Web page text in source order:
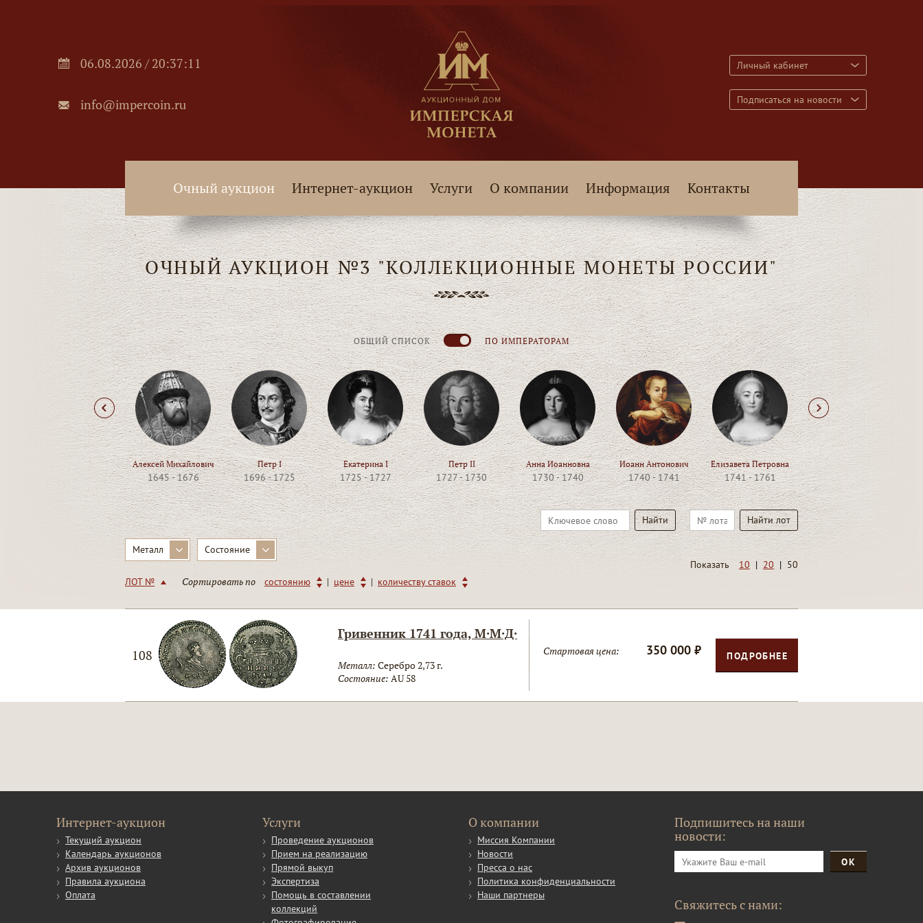
06.08.2026 / 20:37:12
info@impercoin.ru
Личный кабинет
Подписаться на новости
Очный аукцион Интернет-аукцион Услуги О компании Информация Контакты
ОЧНЫЙ АУКЦИОН №3 "КОЛЛЕКЦИОННЫЕ МОНЕТЫ РОССИИ"
ОБЩИЙ СПИСОК ПО ИМПЕРАТОРАМ
Алексей Михайлович
1645 - 1676
Петр I
1696 - 1725
Екатерина I
1725 - 1727
Петр II
1727 - 1730
Анна Иоанновна
1730 - 1740
Иоанн Антонович
1740 - 1741
Елизавета Петровна
1741 - 1761
Петр III
1761 - 1762
Next
Металл Состояние
ЛОТ № Сортировать по состоянию | цене | количеству ставок
Показать 10 | 20 | 50
108
Гривенник 1741 года, М·М·Д·
Металл: Серебро 2,73 г.
Состояние: AU 58
Стартовая цена: 350 000 ₽ ПОДРОБНЕЕ
Интернет-аукцион
Текущий аукцион
Календарь аукционов
Архив аукционов
Правила аукциона
Оплата
Услуги
Проведение аукционов
Прием на реализацию
Прямой выкуп
Экспертиза
Помощь в составлении
коллекций
О компании
Миссия Компании
Новости
Пресса о нас
Политика конфиденциальности
Наши партнеры
Подпишитесь на наши
новости:
Свяжитесь с нами: